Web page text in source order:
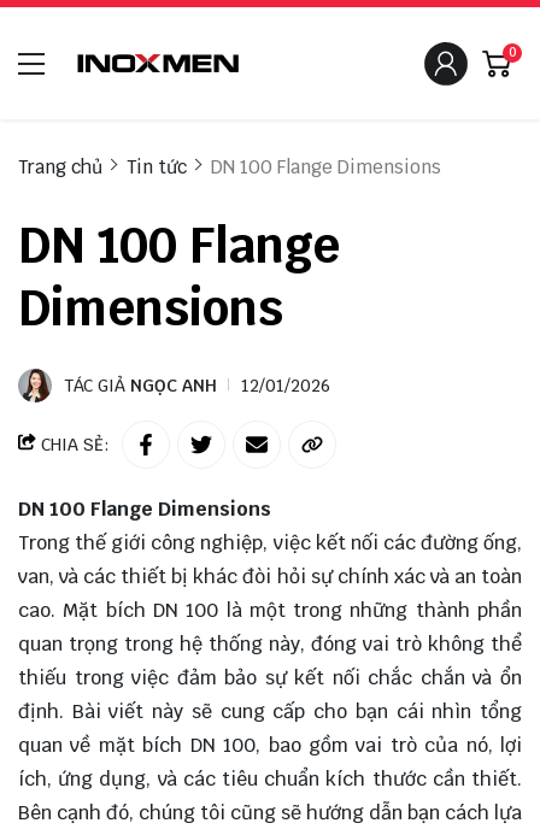
0
Trang chủ Tin tức DN 100 Flange Dimensions
DN 100 Flange
Dimensions
TÁC GIẢ NGỌC ANH 12/01/2026
CHIA SẺ:
DN 100 Flange Dimensions
Trong thế giới công nghiệp, việc kết nối các đường ống,
van, và các thiết bị khác đòi hỏi sự chính xác và an toàn
cao. Mặt bích DN 100 là một trong những thành phần
quan trọng trong hệ thống này, đóng vai trò không thể
thiếu trong việc đảm bảo sự kết nối chắc chắn và ổn
định. Bài viết này sẽ cung cấp cho bạn cái nhìn tổng
quan về mặt bích DN 100, bao gồm vai trò của nó, lợi
ích, ứng dụng, và các tiêu chuẩn kích thước cần thiết.
Bên cạnh đó, chúng tôi cũng sẽ hướng dẫn bạn cách lựa